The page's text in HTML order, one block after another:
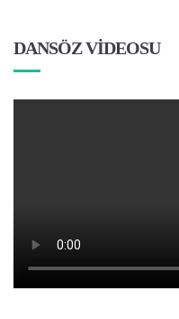
DANSÖZ VİDEOSU